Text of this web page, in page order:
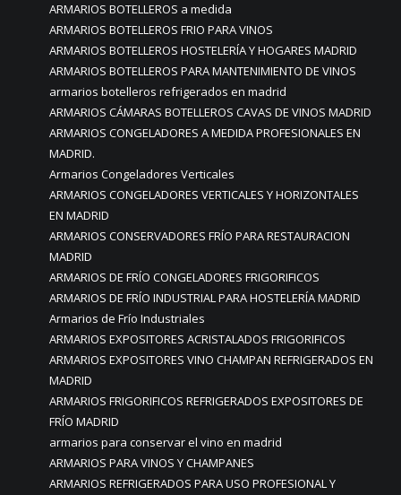
ARMARIOS BOTELLEROS a medida
ARMARIOS BOTELLEROS FRIO PARA VINOS
ARMARIOS BOTELLEROS HOSTELERÍA Y HOGARES MADRID
ARMARIOS BOTELLEROS PARA MANTENIMIENTO DE VINOS
armarios botelleros refrigerados en madrid
ARMARIOS CÁMARAS BOTELLEROS CAVAS DE VINOS MADRID
ARMARIOS CONGELADORES A MEDIDA PROFESIONALES EN
MADRID.
Armarios Congeladores Verticales
ARMARIOS CONGELADORES VERTICALES Y HORIZONTALES
EN MADRID
ARMARIOS CONSERVADORES FRÍO PARA RESTAURACION
MADRID
ARMARIOS DE FRÍO CONGELADORES FRIGORIFICOS
ARMARIOS DE FRÍO INDUSTRIAL PARA HOSTELERÍA MADRID
Armarios de Frío Industriales
ARMARIOS EXPOSITORES ACRISTALADOS FRIGORIFICOS
ARMARIOS EXPOSITORES VINO CHAMPAN REFRIGERADOS EN
MADRID
ARMARIOS FRIGORIFICOS REFRIGERADOS EXPOSITORES DE
FRÍO MADRID
armarios para conservar el vino en madrid
ARMARIOS PARA VINOS Y CHAMPANES
ARMARIOS REFRIGERADOS PARA USO PROFESIONAL Y